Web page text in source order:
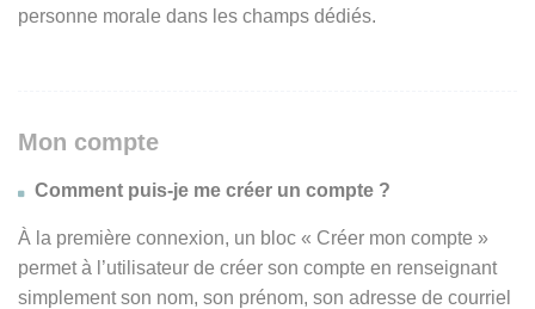
personne morale dans les champs dédiés.
Mon compte
Comment puis-je me créer un compte ?
À la première connexion, un bloc « Créer mon compte »
permet à l’utilisateur de créer son compte en renseignant
simplement son nom, son prénom, son adresse de courriel